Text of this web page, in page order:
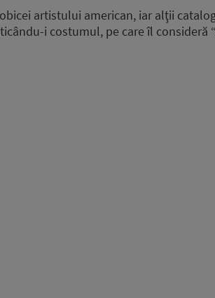
artistului american, iar alţii
i costumul, pe care îl consideră